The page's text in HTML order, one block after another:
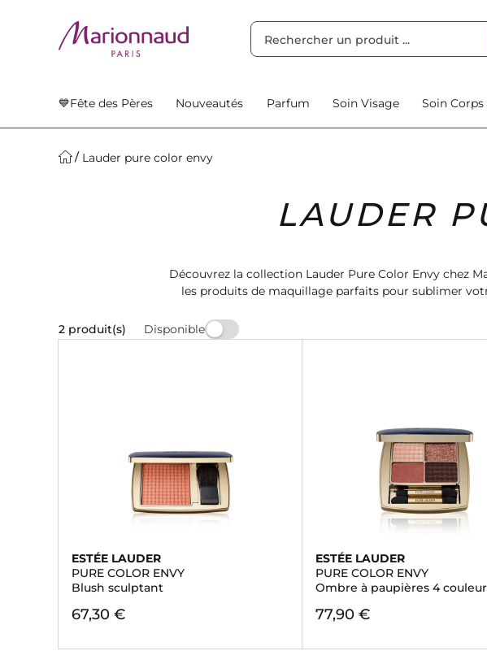
💙Fête des Pères Nouveautés Parfum Soin Visage Soin Corps
Lauder pure color envy
LAUDER
Découvrez la collection Lauder Pure Color Envy chez
les produits de maquillage parfaits pour sublimer
2 produit(s) Disponible
ESTÉE LAUDER
PURE COLOR ENVY
Blush sculptant
67,30 €
ESTÉE LAUDER
PURE COLOR ENVY
Ombre à paupières 4
77,90 €